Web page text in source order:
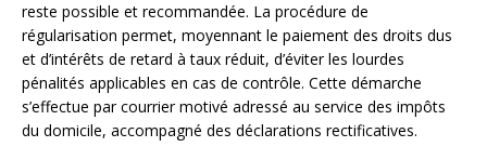
reste possible et recommandée. La procédure de
régularisation permet, moyennant le paiement des droits dus
et d’intérêts de retard à taux réduit, d’éviter les lourdes
pénalités applicables en cas de contrôle. Cette démarche
s’effectue par courrier motivé adressé au service des impôts
du domicile, accompagné des déclarations rectificatives.